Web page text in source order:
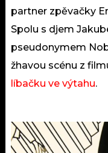
partner zpěvačky
Spolu s djem
pseudonymem
žhavou scénu z
líbačku ve výtahu.